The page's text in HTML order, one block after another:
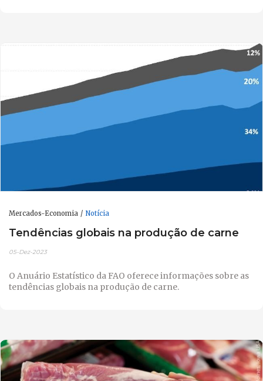
Mercados-Economia Notícia
Tendências globais na produção de carne
05-Dez-2023
O Anuário Estatístico da FAO oferece informações sobre as
tendências globais na produção de carne.